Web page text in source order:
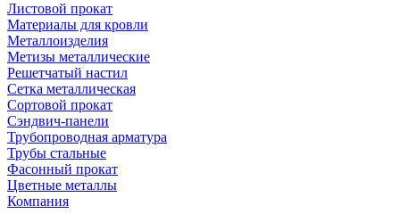
Листовой прокат
Материалы для кровли
Металлоизделия
Метизы металлические
Решетчатый настил
Сетка металлическая
Сортовой прокат
Сэндвич-панели
Трубопроводная арматура
Трубы стальные
Фасонный прокат
Цветные металлы
Компания